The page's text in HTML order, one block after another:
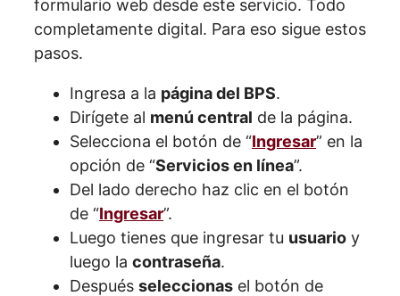
formulario web desde este servicio. Todo
completamente digital. Para eso sigue estos
pasos.
Ingresa a la página del BPS.
Dirígete al menú central de la página.
Selecciona el botón de “Ingresar” en la
opción de “Servicios en línea”.
Del lado derecho haz clic en el botón
de “Ingresar”.
Luego tienes que ingresar tu usuario y
luego la contraseña.
Después seleccionas el botón de